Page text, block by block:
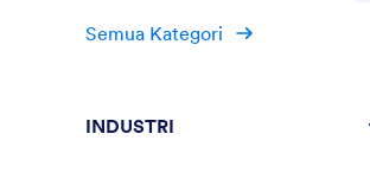
Semua Kategori
INDUSTRI